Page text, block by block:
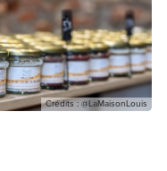
Crédits : @LaMaisonLouis